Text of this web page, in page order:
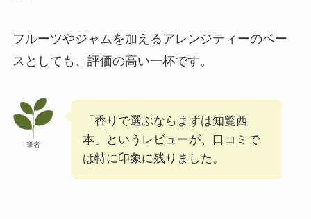
フルーツやジャムを加えるアレンジティーのベー
スとしても、評価の高い一杯です。
筆者
「香りで選ぶならまずは知覧西
本」というレビューが、口コミで
は特に印象に残りました。